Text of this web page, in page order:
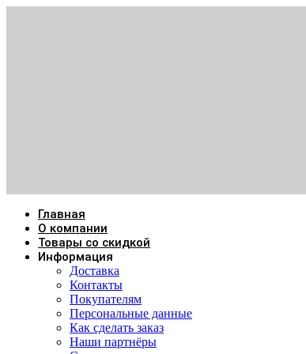
Главная
О компании
Товары со скидкой
Информация
Доставка
Контакты
Покупателям
Персональные данные
Как сделать заказ
Наши партнёры